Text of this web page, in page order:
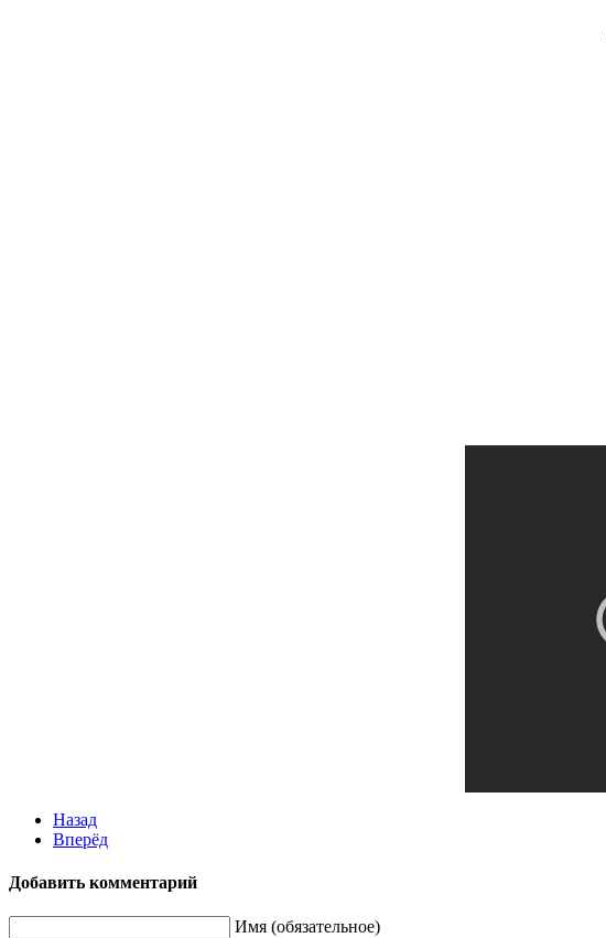
Назад
Вперёд
Добавить комментарий
Имя (обязательное)